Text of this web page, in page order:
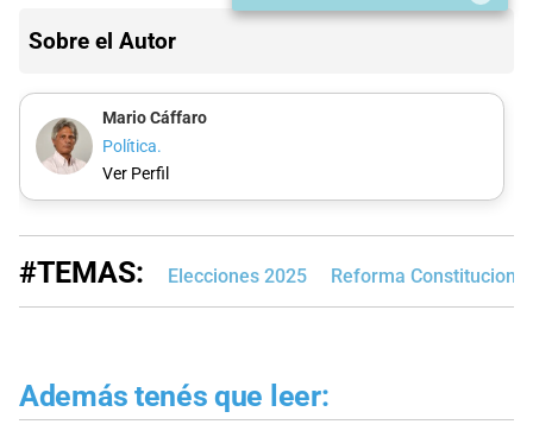
Sobre el Autor
Mario Cáffaro
Política.
Ver Perfil
#TEMAS: Elecciones 2025 Reforma
Además tenés que leer: